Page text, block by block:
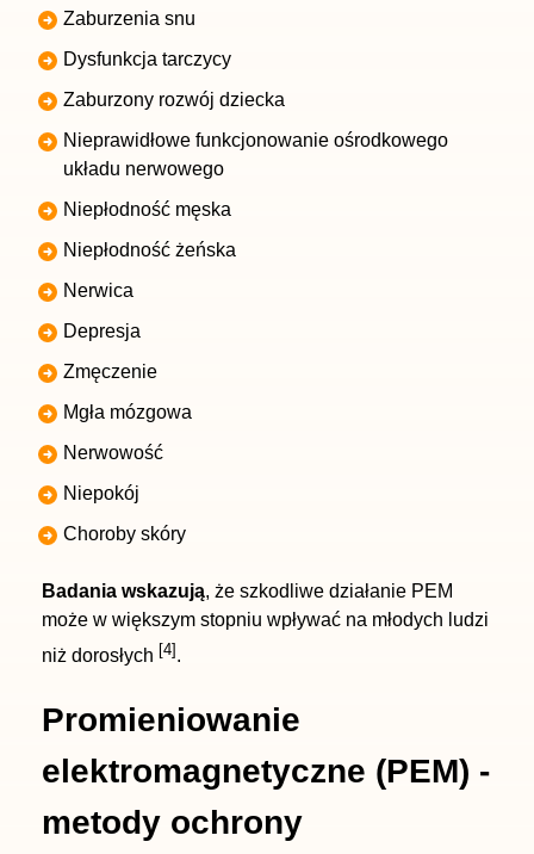
Zaburzenia snu
Dysfunkcja tarczycy
Zaburzony rozwój dziecka
Nieprawidłowe funkcjonowanie ośrodkowego
układu nerwowego
Niepłodność męska
Niepłodność żeńska
Nerwica
Depresja
Zmęczenie
Mgła mózgowa
Nerwowość
Niepokój
Choroby skóry
Badania wskazują, że szkodliwe działanie PEM
może w większym stopniu wpływać na młodych ludzi
niż dorosłych [4].
Promieniowanie
elektromagnetyczne (PEM) -
metody ochrony